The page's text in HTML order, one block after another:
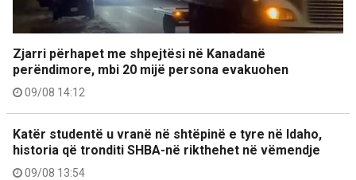
Zjarri përhapet me shpejtësi në Kanadanë
perëndimore, mbi 20 mijë persona evakuohen
09/08 14:12
Katër studentë u vranë në shtëpinë e tyre në Idaho,
historia që tronditi SHBA-në rikthehet në vëmendje
09/08 13:54